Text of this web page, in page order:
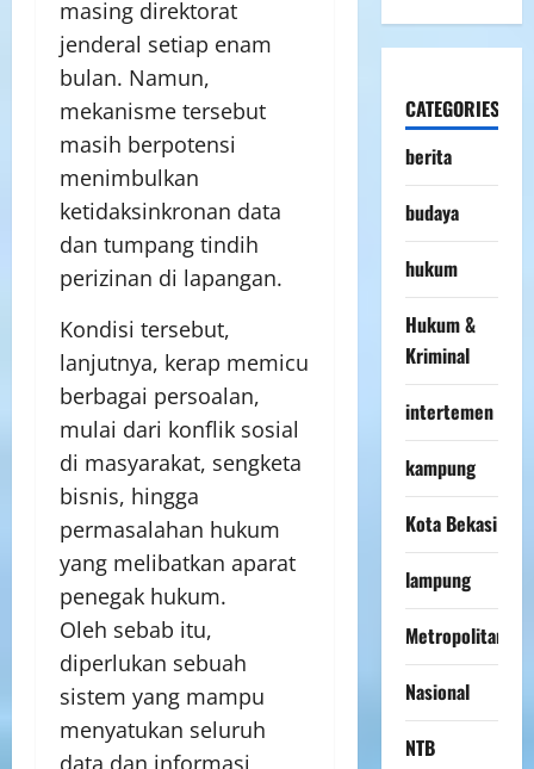
masing direktorat
jenderal setiap enam
bulan. Namun,
mekanisme tersebut
masih berpotensi
menimbulkan
ketidaksinkronan data
dan tumpang tindih
perizinan di lapangan.
Kondisi tersebut,
lanjutnya, kerap memicu
berbagai persoalan,
mulai dari konflik sosial
di masyarakat, sengketa
bisnis, hingga
permasalahan hukum
yang melibatkan aparat
penegak hukum.
Oleh sebab itu,
diperlukan sebuah
sistem yang mampu
menyatukan seluruh
data dan informasi
CATEGORIES
berita
budaya
hukum
Hukum &
Kriminal
intertemen
kampung
Kota Bekasi
lampung
Metropolitan
Nasional
NTB